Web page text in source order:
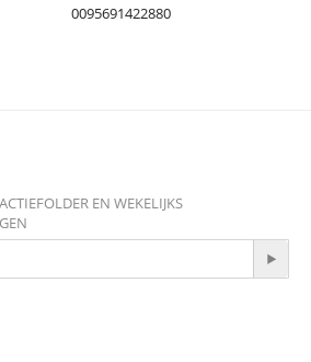
0095691422880
EN WEKELIJKS